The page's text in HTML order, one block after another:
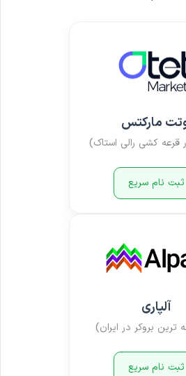
مارکتس
کشی رالی استاک)
ثبت نام سریع
آلپاری
ترین بروکر در ایران)
ثبت نام سریع